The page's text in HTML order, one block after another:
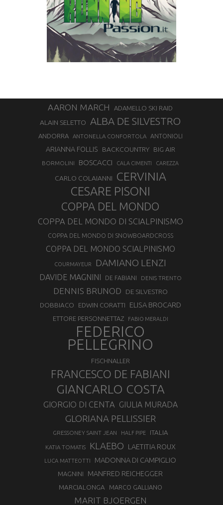
AARON MARCH ADAMELLO SKI RAID
ALAIN SELETTO ALBA DE SILVESTRO
ANDORRA ANTONELLA CONFORTOLA ANTONIOLI
ARIANNA FOLLIS BACKCOUNTRY BIG AIR
BORMOLINI BOSCACCI CALA CIMENTI CAREZZA
CARLO COLAIANNI CERVINIA
CESARE PISONI
COPPA DEL MONDO
COPPA DEL MONDO DI SCIALPINISMO
COPPA DEL MONDO DI SNOWBOARDCROSS
COPPA DEL MONDO SCIALPINISMO
COURMAYEUR DAMIANO LENZI
DAVIDE MAGNINI DE FABIANI DENIS TRENTO
DENNIS BRUNOD DE SILVESTRO
DOBBIACO EDWIN CORATTI ELISA BROCARD
ETTORE PERSONNETTAZ FABIO MERALDI
FEDERICO
PELLEGRINO
FISCHNALLER
FRANCESCO DE FABIANI
GIANCARLO COSTA
GIORGIO DI CENTA GIULIA MURADA
GLORIANA PELLISSIER
GRESSONEY SAINT JEAN HALF PIPE ITALIA
KATIA TOMATIS KLAEBO LAETITIA ROUX
LUCA MATTEOTTI MADONNA DI CAMPIGLIO
MAGNINI MANFRED REICHEGGER
MARCIALONGA MARCO GALLIANO
MARIT BJOERGEN